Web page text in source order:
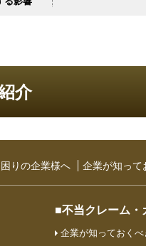
介
りの企業様へ 企業が知って
■不当クレーム・
企業が知っておく